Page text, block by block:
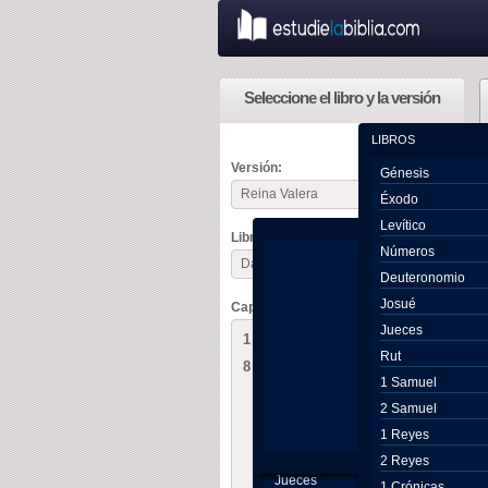
Seleccione el libro y la versión
Versión:
Reina Valera
Libro:
Daniel
Capítulo:
1 6
7
8
Jueces
LIBROS
Génesis
Éxodo
Levítico
Números
Deuteronomio
Josué
Jueces
Rut
1 Samuel
2 Samuel
1 Reyes
2 Reyes